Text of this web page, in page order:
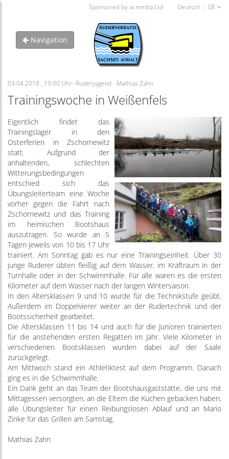
Sponsored by w.media Ltd Deutsch DE
Navigation
03.04.2018 , 19:00 Uhr- Ruderjugend - Mathias Zahn
Trainingswoche in Weißenfels
Eigentlich findet das
Trainingslager in den
Osterferien in Zschornewitz
statt. Aufgrund der
anhaltenden, schlechten
Witterungsbedingungen
entschied sich das
Übungsleiterteam eine Woche
vorher gegen die Fahrt nach
Zschornewitz und das Training
im heimischen Bootshaus
auszutragen. So wurde an 5
Tagen jeweils von 10 bis 17 Uhr
trainiert. Am Sonntag gab es nur eine Trainingseinheit. Über 30
junge Ruderer übten fleißig auf dem Wasser, im Kraftraum in der
Turnhalle oder in der Schwimmhalle. Für alle waren es die ersten
Kilometer auf dem Wasser nach der langen Wintersaison.
In den Altersklassen 9 und 10 wurde für die Technikstufe geübt.
Außerdem im Doppelvierer weiter an der Rudertechnik und der
Bootssicherheit gearbeitet.
Die Altersklassen 11 bis 14 und auch für die Junioren trainierten
für die anstehenden ersten Regatten im Jahr. Viele Kilometer in
verschiedenen Bootsklassen wurden dabei auf der Saale
zurückgelegt.
Am Mittwoch stand ein Athletiktest auf dem Programm. Danach
ging es in die Schwimmhalle.
Ein Dank geht an das Team der Bootshausgaststätte, die uns mit
Mittagessen versorgten, an die Eltern die Kuchen gebacken haben,
alle Übungsleiter für einen Reibungslosen Ablauf und an Mario
Zinke für das Grillen am Samstag.
Mathias Zahn